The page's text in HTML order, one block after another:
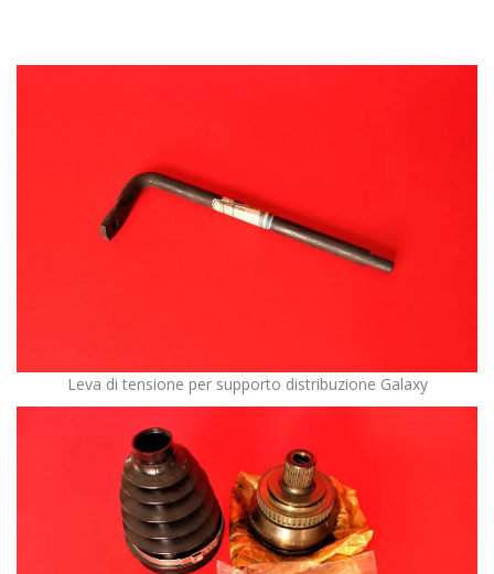
Leva di tensione per supporto distribuzione Galaxy